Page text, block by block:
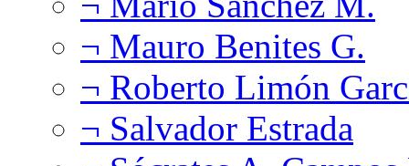
¬ Mauro Benites G.
¬ Roberto Limón
¬ Salvador Estrada